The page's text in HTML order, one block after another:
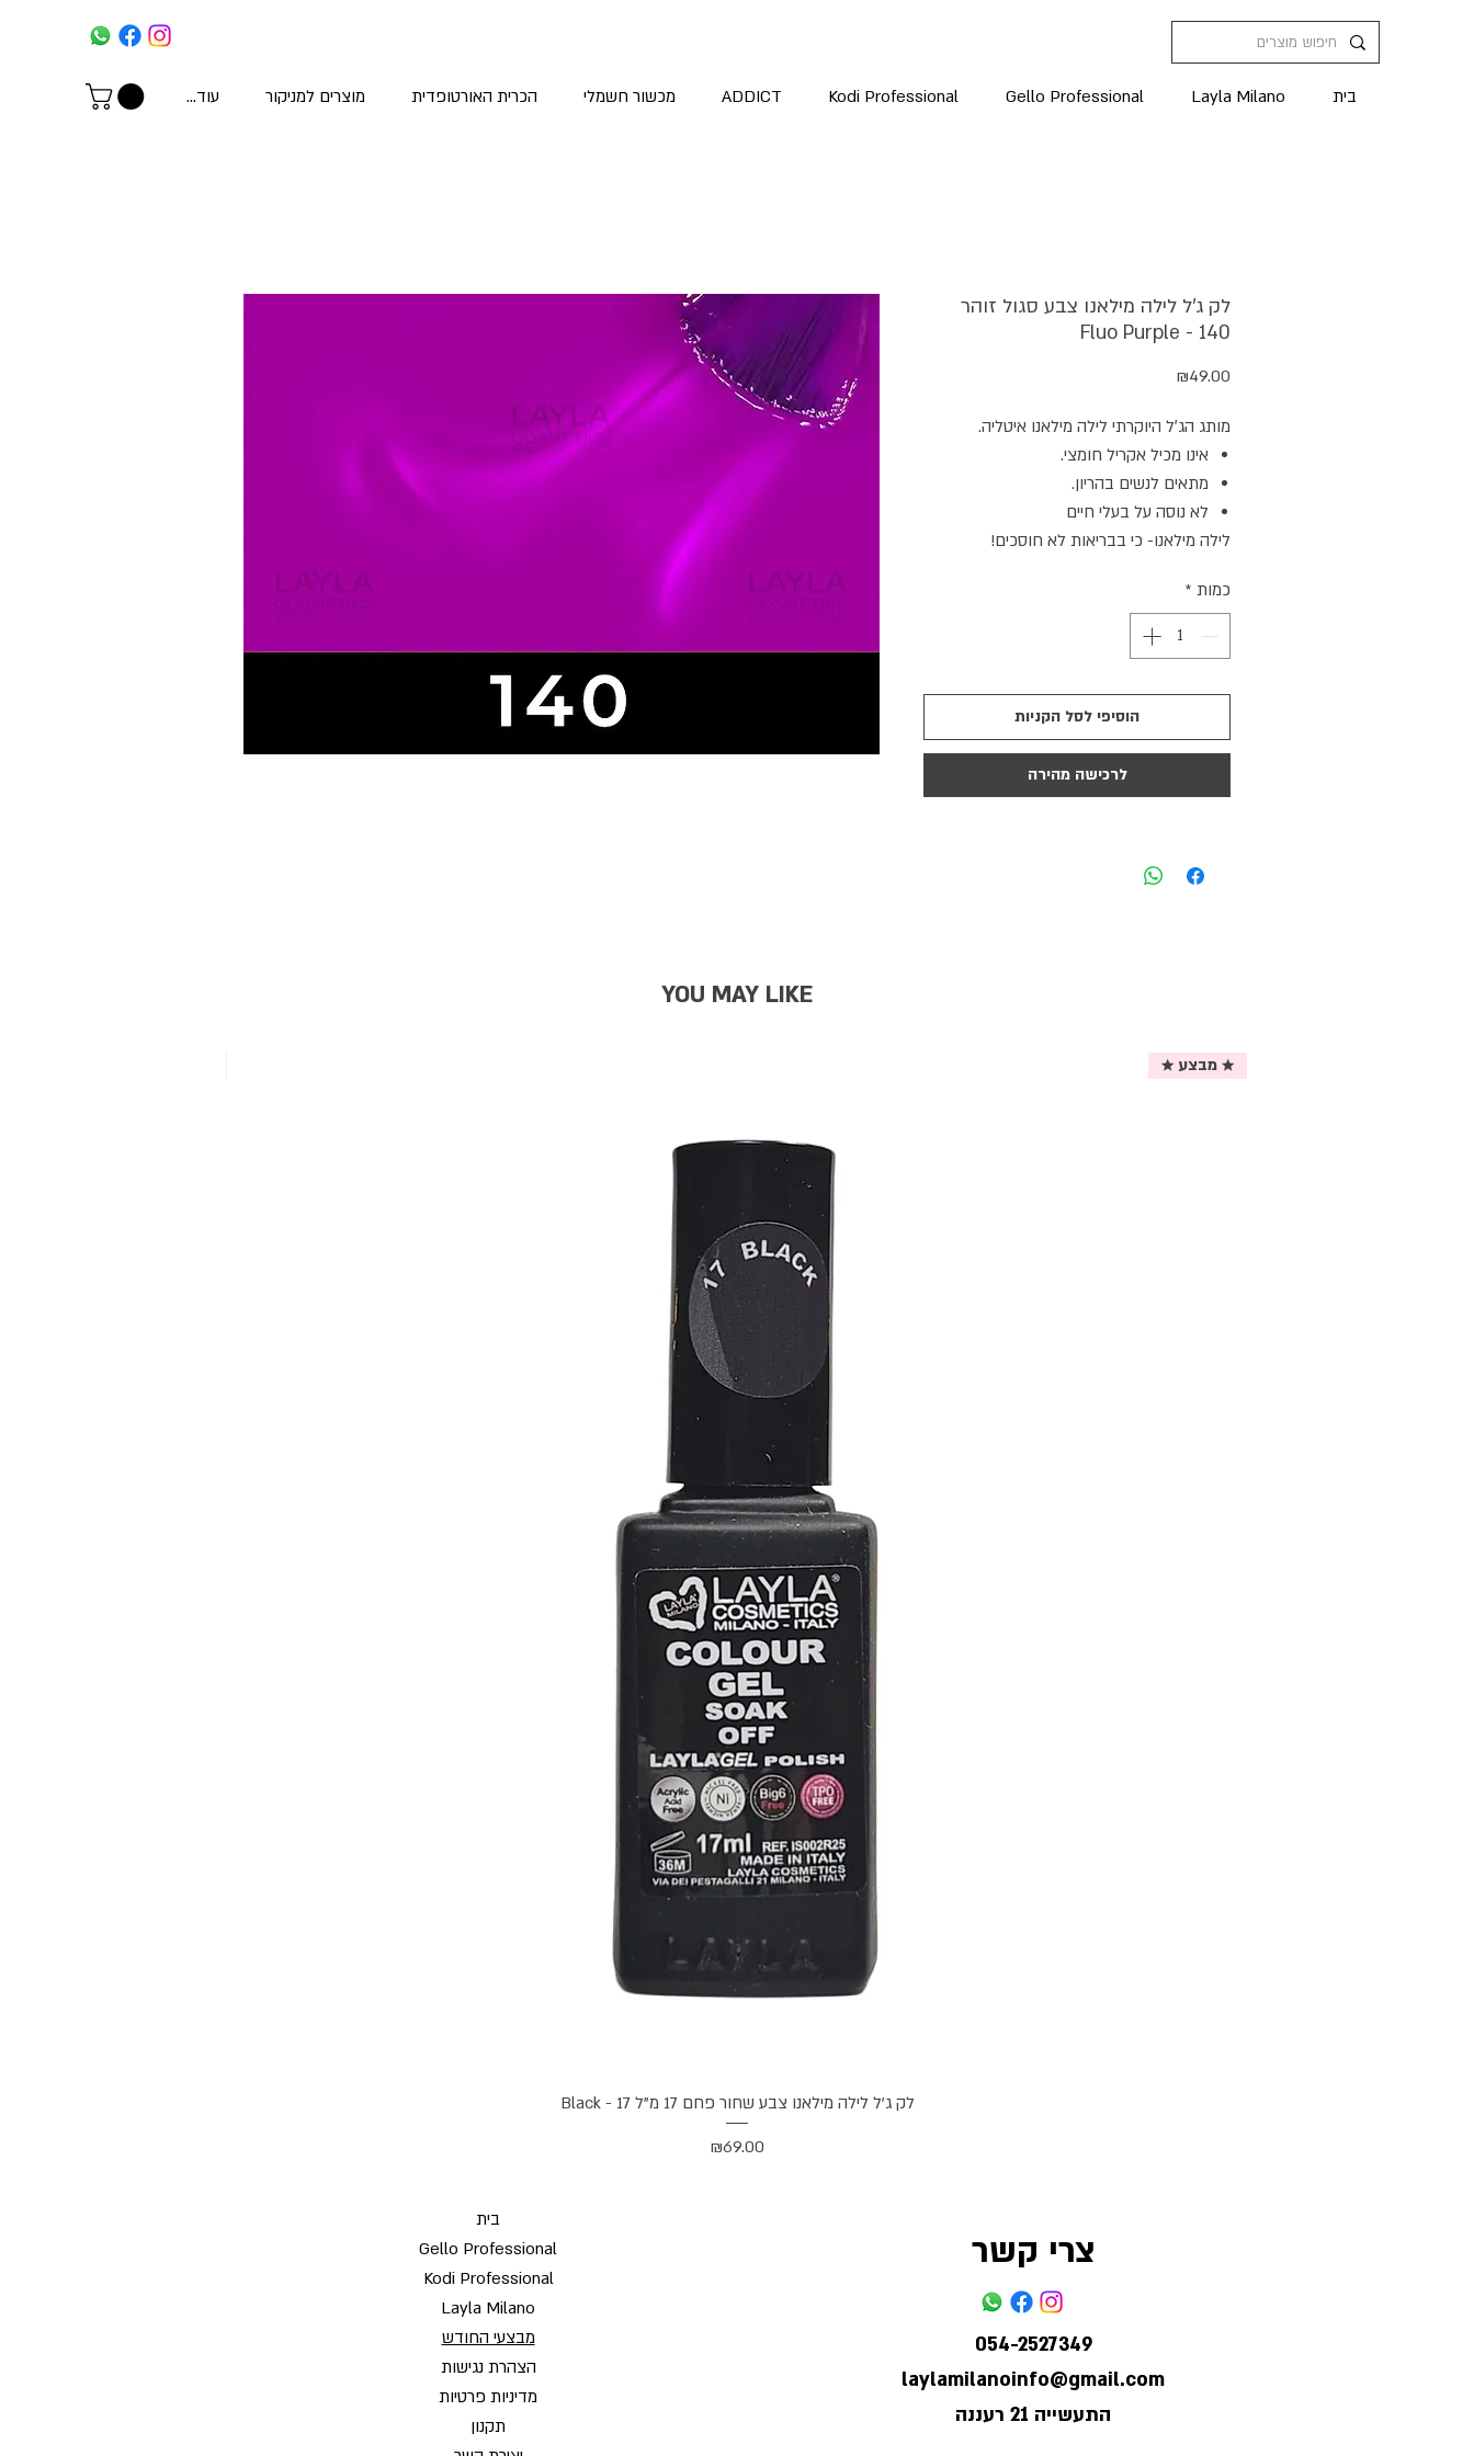
בית Layla Milano
Gello Professional
Kodi Professional
ADDICT מכשור חשמלי הכרית האורטופדית מוצרים למניקור עוד...
לק ג'ל לילה מילאנו צבע סגול זוהר
Fluo Purple - 140
₪49.00
מותג הג׳ל היוקרתי לילה מילאנו איטליה.
אינו מכיל אקריל חומצי.
מתאים לנשים בהריון.
לא נוסה על בעלי חיים
לילה מילאנו- כי בבריאות לא חוסכים!
כמות *
הוסיפי לסל הקניות
לרכישה מהירה
YOU MAY LIKE
תצוגה מהירה
★ מבצע ★
לק ג'ל לילה מילאנו צבע שחור פחם 17 מ"ל Black - 17
מחיר
₪69.00
בית
Gello Professional
Kodi Professional
Layla Milano
מבצעי החודש
הצהרת נגישות
מדיניות פרטיות
תקנון
צרי קשר
054-2527349
laylamilanoinfo@gmail.com
התעשייה 21 רעננה